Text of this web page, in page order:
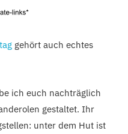
gehört auch echtes
ich euch nachträglich
gestaltet. Ihr
unter dem Hut ist